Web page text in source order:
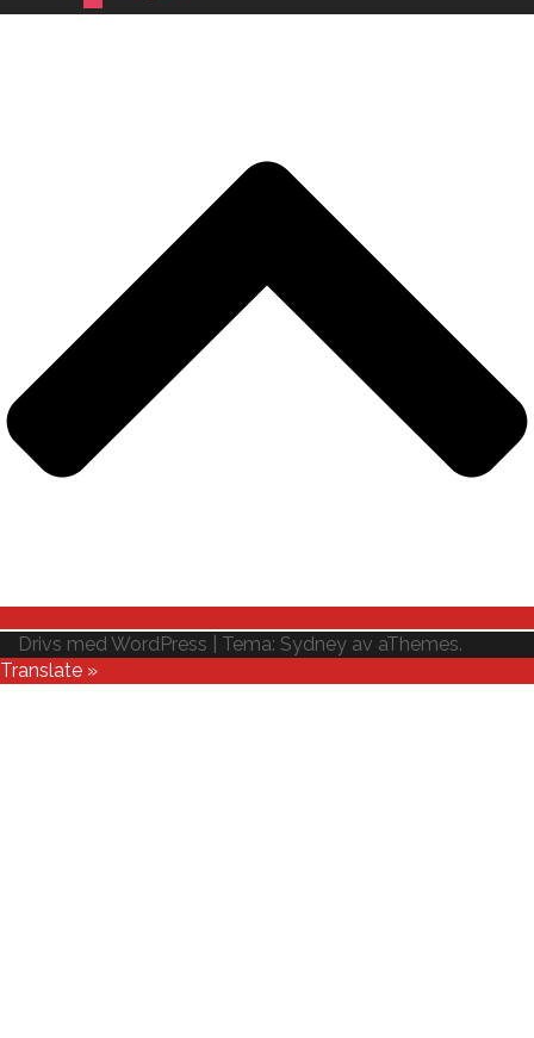
Drivs med WordPress Tema: Sydney av aThemes.
Translate »